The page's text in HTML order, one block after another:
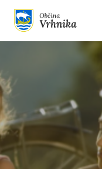
Skoči do osrednje